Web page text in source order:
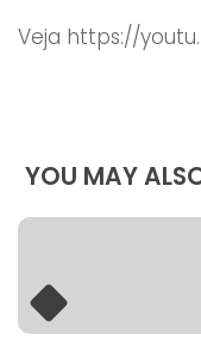
Veja https://
YOU MAY